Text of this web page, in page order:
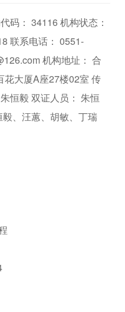
： 34116 机构状态：
联系电话： 0551-
机构地址： 合
花大厦A座27楼02室 传
恒毅 双证人员： 朱恒
、汪蕙、胡敏、丁瑞